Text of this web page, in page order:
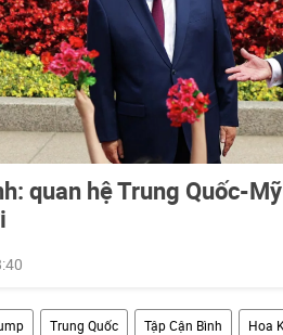
quan hệ Trung Quốc-
Trung Quốc Tập Cận Bình Hoa